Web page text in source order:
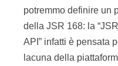
potremmo definire un
della JSR 168: la
API” infatti è pensata
lacuna della